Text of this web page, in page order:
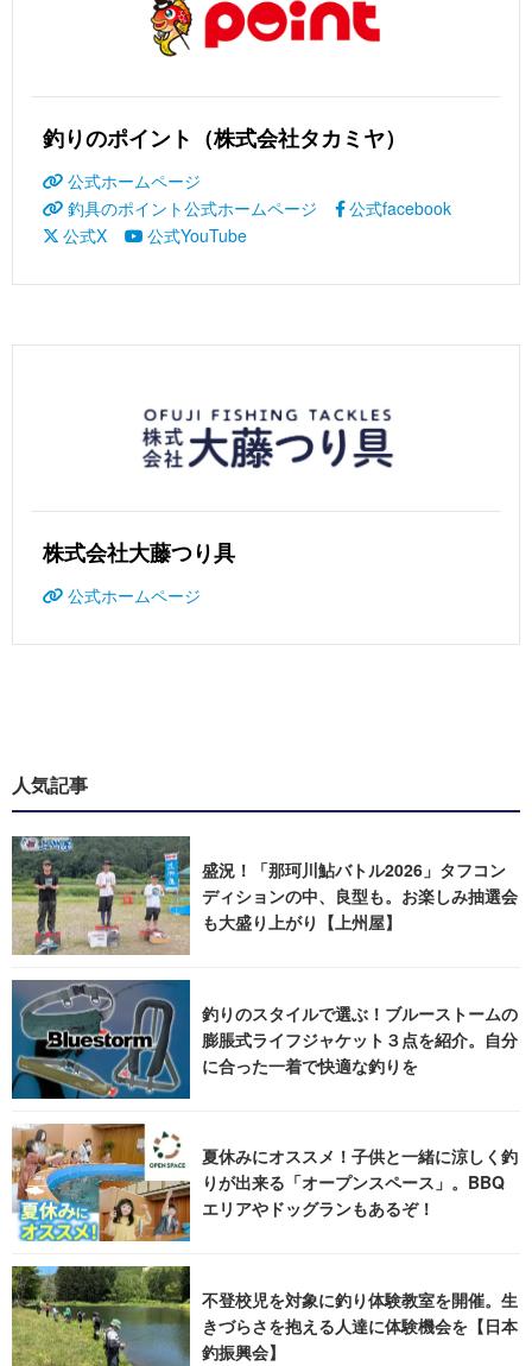
釣りのポイント（株式会社タカミヤ）
公式ホームページ
釣具のポイント公式ホームページ
公式facebook
公式X
公式YouTube
株式会社大藤つり具
公式ホームページ
人気記事
盛況！「那珂川鮎バトル2026」タフコン
ディションの中、良型も。お楽しみ抽選会
も大盛り上がり【上州屋】
釣りのスタイルで選ぶ！ブルーストームの
膨脹式ライフジャケット３点を紹介。自分
に合った一着で快適な釣りを
夏休みにオススメ！子供と一緒に涼しく釣
りが出来る「オープンスペース」。BBQ
エリアやドッグランもあるぞ！
不登校児を対象に釣り体験教室を開催。生
きづらさを抱える人達に体験機会を【日本
釣振興会】